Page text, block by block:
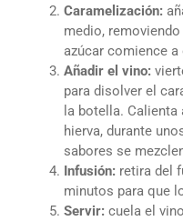
Caramelización:
medio,
azúcar comience
Añadir el vino:
para disolver el
la botella.
hierva, durante
sabores se
Infusión: retira del
minutos para que
Servir: cuela el